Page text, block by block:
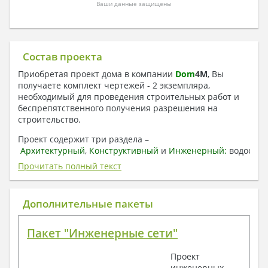
Ваши данные защищены
Состав проекта
Приобретая проект дома в компании Dom4M, Вы
получаете комплект чертежей - 2 экземпляра,
необходимый для проведения строительных работ и
беспрепятственного получения разрешения на
строительство.
Проект содержит три раздела –
Архитектурный, Конструктивный и Инженерный:
отопление, вентиляция, канализация,
электроснабжение (приобретается за дополнительную
плату) + Пояснительная записка.
1. Архитектурный раздел:
План координационных осей
Поэтажные маркировочные планы с
Прочитать полный текст
Дополнительные пакеты
Пакет "Инженерные сети"
Проект